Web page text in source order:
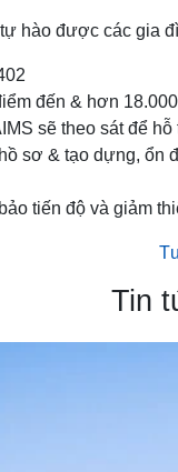
hào được các
đến & hơn
sẽ theo sát để
sơ & tạo dựng,
tiến độ và giảm
Tin